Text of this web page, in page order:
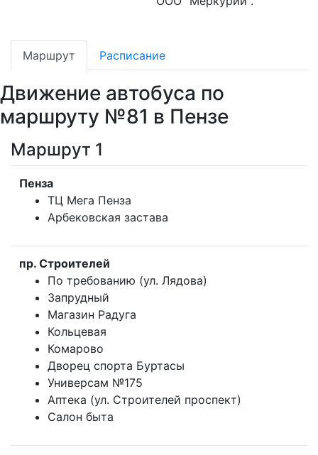
Маршрут Расписание
Движение автобуса по
маршруту №81 в Пензе
Маршрут 1
Пенза
ТЦ Мега Пенза
Арбековская застава
пр. Строителей
По требованию (ул. Лядова)
Запрудный
Магазин Радуга
Кольцевая
Комарово
Дворец спорта Буртасы
Универсам №175
Аптека (ул. Строителей проспект)
Салон быта